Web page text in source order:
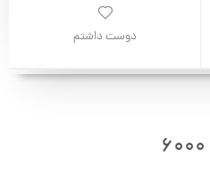
دوست داشتم